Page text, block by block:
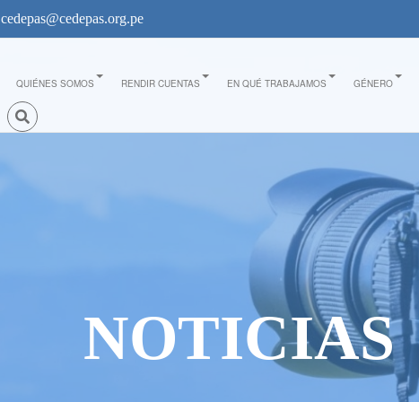
cedepas@cedepas.org.pe
QUIÉNES SOMOS RENDIR CUENTAS EN QUÉ TRABAJAMOS GÉNERO
NOTICIAS